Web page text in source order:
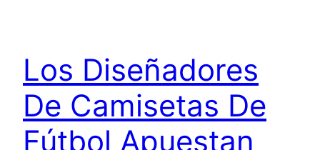
Los Diseñadores
De Camisetas De
Fútbol Apuestan